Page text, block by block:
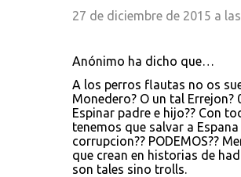
27 de diciembre de 2015 a
Anónimo ha dicho que…
A los perros flautas no os
Monedero? O un tal Errejon?
Espinar padre e hijo?? Con
tenemos que salvar a Espana
corrupcion?? PODEMOS??
que crean en historias de
son tales sino trolls.